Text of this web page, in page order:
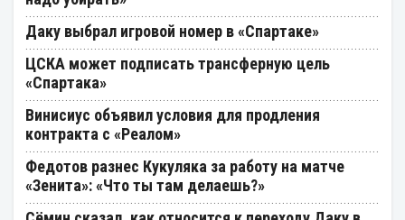
Даку выбрал игровой номер в «Спартаке»
ЦСКА может подписать трансферную цель
«Спартака»
Винисиус объявил условия для продления
контракта с «Реалом»
Федотов разнес Кукуляка за работу на матче
«Зенита»: «Что ты там делаешь?»